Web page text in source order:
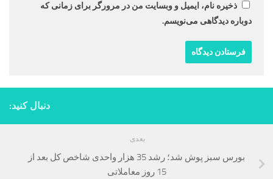
ذخیره نام، ایمیل و وبسایت من در مرورگر برای زمانی که
دوباره دیدگاهی می‌نویسم.
دنبال کنید:
بعدی
بورس سبز پوش شد؛ رشد 35 هزار واحدی شاخص کل بعد از
15 روز معاملاتی